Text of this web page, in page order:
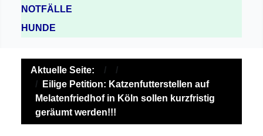
NOTFÄLLE
HUNDE
Aktuelle Seite:
Eilige Petition: Katzenfutterstellen auf
Melatenfriedhof in Köln sollen kurzfristig
geräumt werden!!!